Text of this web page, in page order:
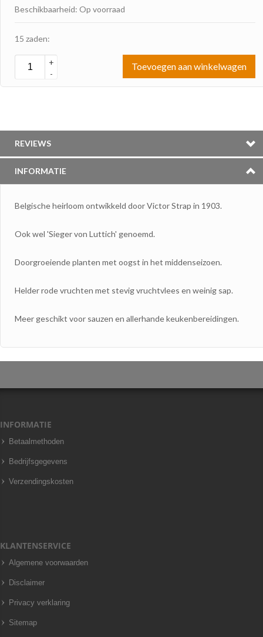
Beschikbaarheid: Op voorraad
15 zaden:
+
-
Toevoegen aan winkelwagen
REVIEWS
INFORMATIE
Belgische heirloom ontwikkeld door Victor Strap in 1903.
Ook wel 'Sieger von Luttich' genoemd.
Doorgroeiende planten met oogst in het middenseizoen.
Helder rode vruchten met stevig vruchtvlees en weinig sap.
Meer geschikt voor sauzen en allerhande keukenbereidingen.
INFORMATIE
Betaalmethoden
Bedrijfsgegevens
Verzendingskosten
KLANTENSERVICE
Algemene voorwaarden
Disclaimer
Privacy verklaring
Sitemap